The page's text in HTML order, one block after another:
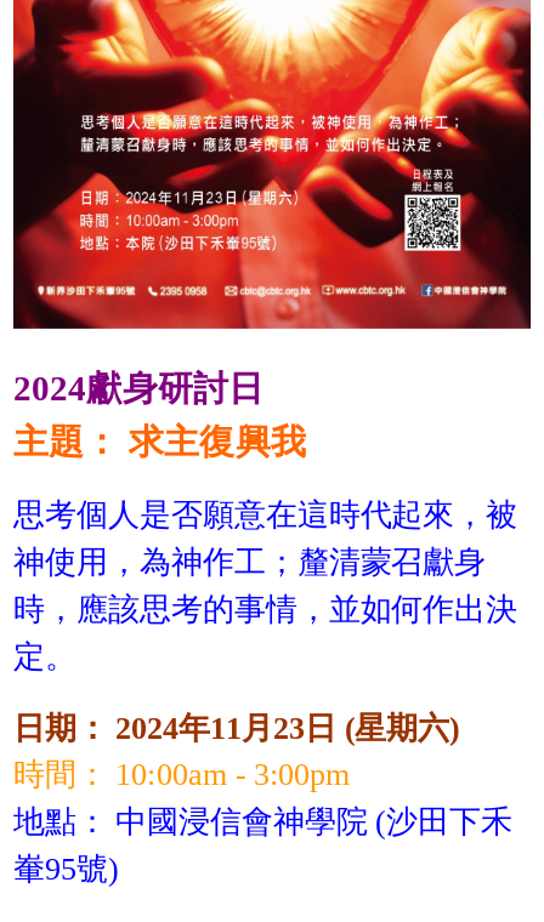
2024獻身研討日
主題： 求主復興我
思考個人是否願意在這時代起來，被
神使用，為神作工；釐清蒙召獻身
時，應該思考的事情，並如何作出決
定。
日期： 2024年11月23日 (星期六)
時間： 10:00am - 3:00pm
地點： 中國浸信會神學院 (沙田下禾
輋95號)